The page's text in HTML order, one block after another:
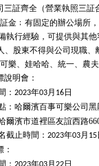
三証齊全（營業執照三
金﹔有固定的辦公場所
執行經驗，可提供與其
、股東不得與公司現職、
樂、娃哈哈、統一、農
說明會：
： 2023年03月 16日
：哈爾濱百事可樂公司
哈爾濱市道裡區友誼西路
截止時間： 2023年03月 15
：
：
年 月
日